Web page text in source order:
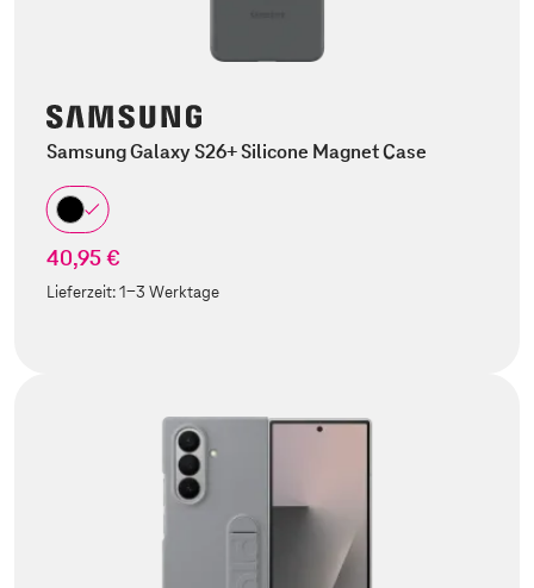
Samsung Galaxy S26+ Silicone Magnet Case
40,95 €
Lieferzeit:1-3 Werktage